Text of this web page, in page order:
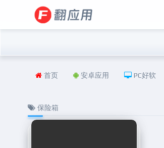
首页 安卓应用 PC好软
保险箱